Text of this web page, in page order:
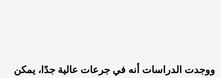
ووجدت الدراسات أنه في جرعات عالية جدًا، يمكن